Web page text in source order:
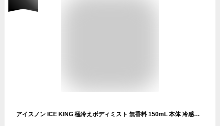
アイスノン ICE KING 極冷えボディミスト 無香料 150mL 本体 冷感ミスト 冷却ミスト 体用 強冷感 暑さ対策 熱中症対策 スポーツ 屋外 アウトドア フェス 白元アース